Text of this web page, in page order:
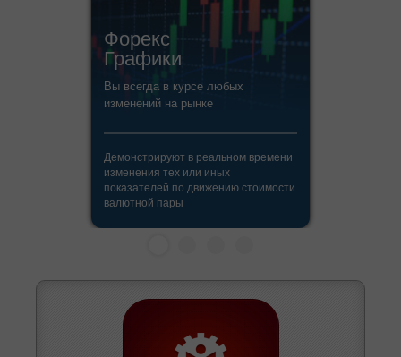
Форекс
Графики
Вы всегда в курсе любых
изменений на рынке
Демонстрируют в реальном времени
изменения тех или иных
показателей по движению стоимости
валютной пары